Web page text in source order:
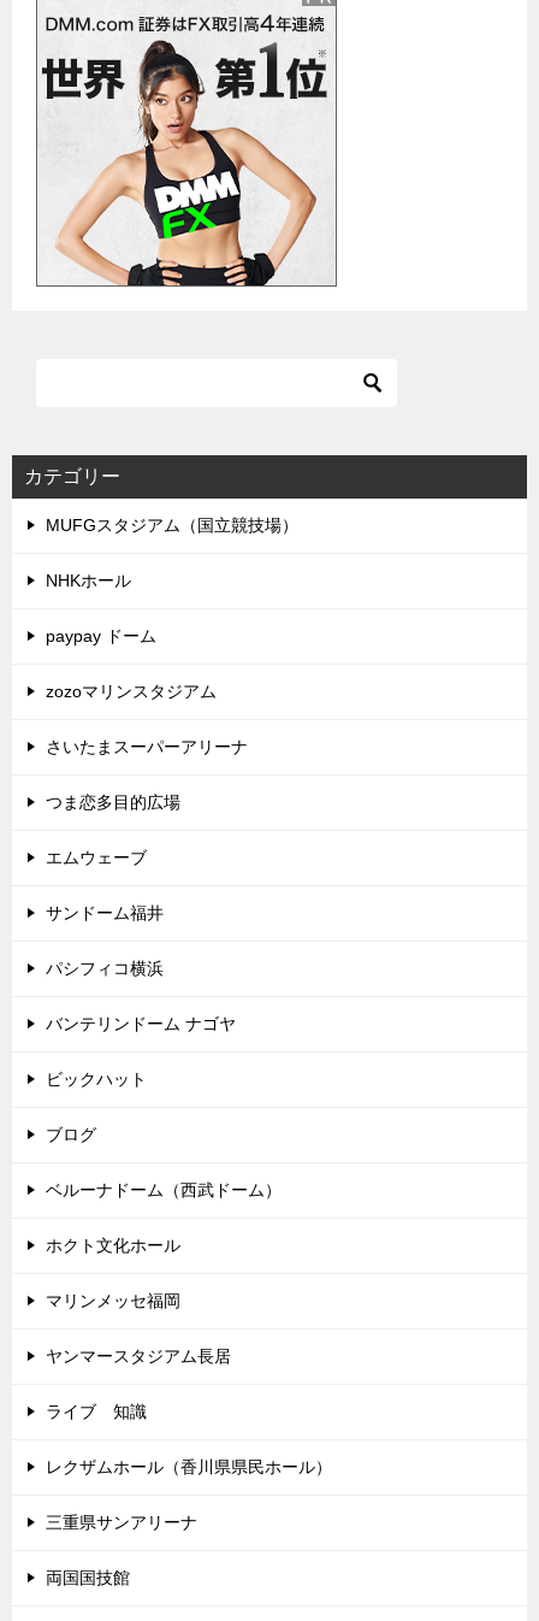
カテゴリー
MUFGスタジアム（国立競技場）
NHKホール
paypay ドーム
zozoマリンスタジアム
さいたまスーパーアリーナ
つま恋多目的広場
エムウェーブ
サンドーム福井
パシフィコ横浜
バンテリンドーム ナゴヤ
ビックハット
ブログ
ベルーナドーム（西武ドーム）
ホクト文化ホール
マリンメッセ福岡
ヤンマースタジアム長居
ライブ 知識
レクザムホール（香川県県民ホール）
三重県サンアリーナ
両国国技館